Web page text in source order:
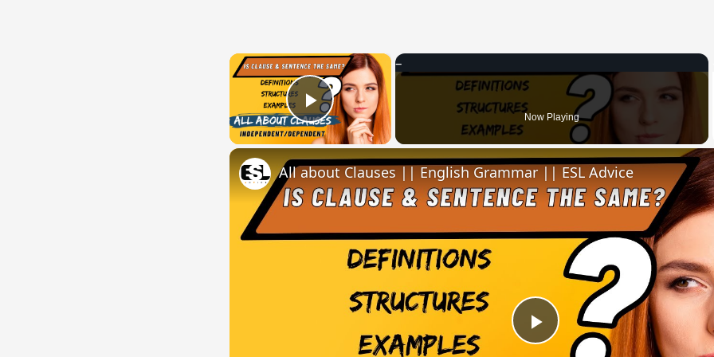
×
Play Video Now Playing
Play
All about Clauses || English Grammar || ESL Advice